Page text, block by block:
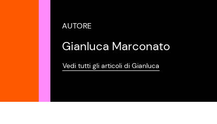
AUTORE
Gianluca Marconato
Vedi tutti gli articoli di Gianluca